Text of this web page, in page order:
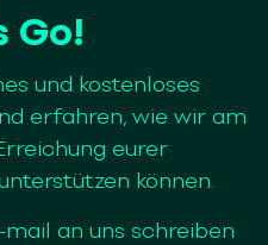
Go!
und kostenloses
erfahren, wie wir am
eurer
können.
an uns schreiben